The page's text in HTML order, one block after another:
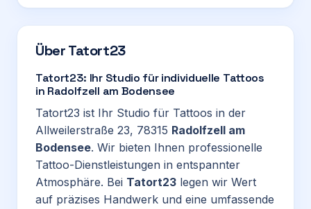
ÜberTatort23
Tatort23: Ihr Studio für individuelle Tattoos
in Radolfzell am Bodensee
Tatort23 ist Ihr Studio für Tattoos in der
Allweilerstraße 23, 78315 Radolfzell am
Bodensee. Wir bieten Ihnen professionelle
Tattoo-Dienstleistungen in entspannter
Atmosphäre. Bei Tatort23 legen wir Wert
auf präzises Handwerk und eine umfassende